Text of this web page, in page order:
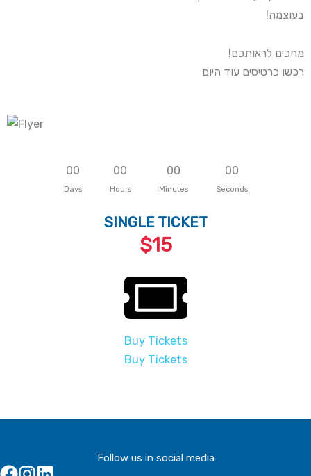
בעוצמה!
מחכים לראותכם!
רכשו כרטיסים עוד היום
00
Days
00
Hours
00
Minutes
00
Seconds
SINGLE TICKET
$15
Buy Tickets
Buy Tickets
Follow us in social media